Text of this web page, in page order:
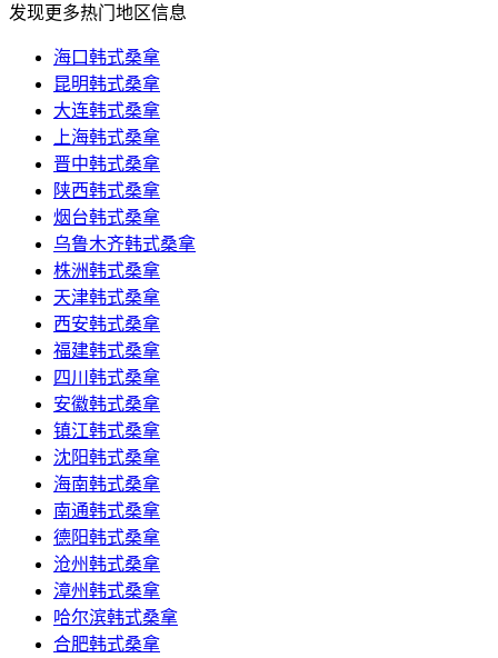
发现更多热门地区信息
海口韩式桑拿
昆明韩式桑拿
大连韩式桑拿
上海韩式桑拿
晋中韩式桑拿
陕西韩式桑拿
烟台韩式桑拿
乌鲁木齐韩式桑拿
株洲韩式桑拿
天津韩式桑拿
西安韩式桑拿
福建韩式桑拿
四川韩式桑拿
安徽韩式桑拿
镇江韩式桑拿
沈阳韩式桑拿
海南韩式桑拿
南通韩式桑拿
德阳韩式桑拿
沧州韩式桑拿
漳州韩式桑拿
哈尔滨韩式桑拿
合肥韩式桑拿